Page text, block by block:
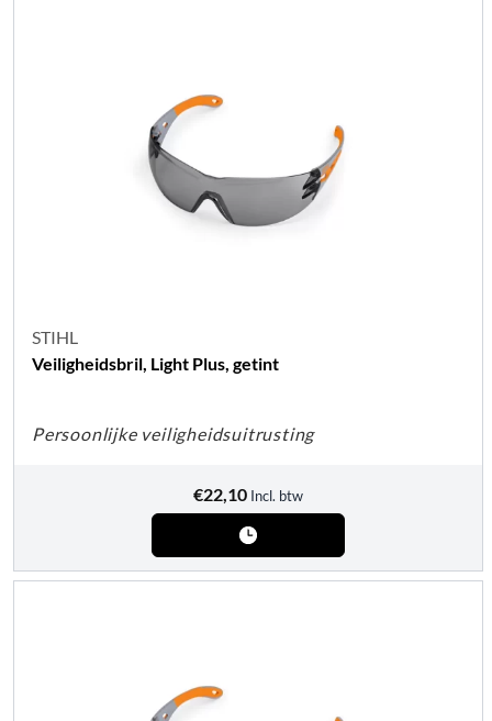
STIHL
Veiligheidsbril, Light Plus, getint
Persoonlijke veiligheidsuitrusting
€22,10 Incl. btw